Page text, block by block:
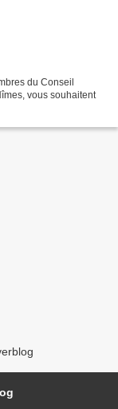
du Conseil
vous souhaitent